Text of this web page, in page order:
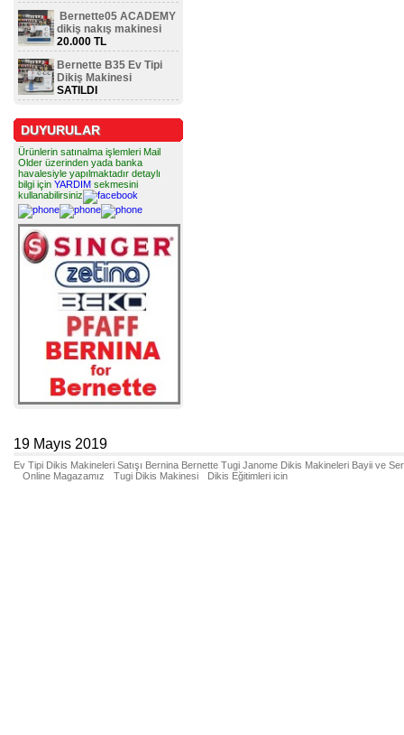
Bernette05 ACADEMY
dikiş nakış makinesi
20.000 TL
Bernette B35 Ev Tipi
Dikiş Makinesi
SATILDI
DUYURULAR
Ürünlerin satınalma işlemleri Mail
Older üzerinden yada banka
havalesiyle yapılmaktadır detaylı
bilgi için YARDIM sekmesini
kullanabilirsiniz
19 Mayıs 2019
Ev Tipi Dikis Makineleri Satışı Bernina Bernette Tugi Janome Dikis Makineleri Bayii ve
Online Magazamız
Tugi Dikis Makinesi Dikis Eğitimleri icin